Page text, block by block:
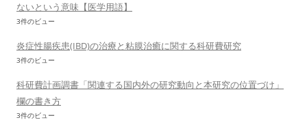
ないという意味【医学用語】
3件のビュー
炎症性腸疾患(IBD)の治療と粘膜治癒に関する科研費研究
3件のビュー
科研費計画調書「関連する国内外の研究動向と本研究の位置づけ」
欄の書き方
3件のビュー